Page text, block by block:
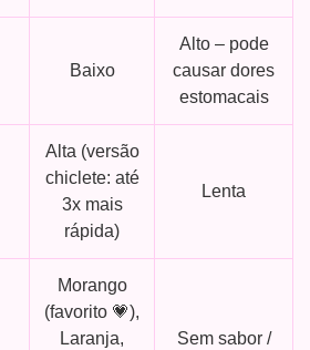
Baixo
Alto – pode
causar dores
estomacais
Alta (versão
chiclete: até
3x mais
rápida)
Lenta
Morango
(favorito 💗),
Laranja,
Sem sabor /